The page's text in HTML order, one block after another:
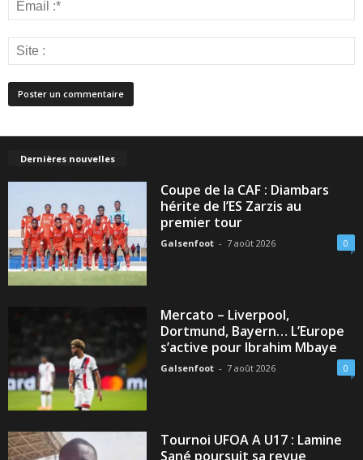
Dernières nouvelles
Coupe de la CAF : Diambars
hérite de l’ES Zarzis au
premier tour
Galsenfoot - 7 août 2026 0
Mercato – Liverpool,
Dortmund, Bayern… L’Europe
s’active pour Ibrahim Mbaye
Galsenfoot - 7 août 2026 0
Tournoi UFOA A U17 : Lamine
Sané poursuit sa revue